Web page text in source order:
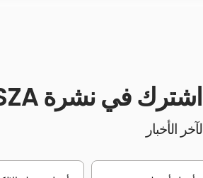
اشترك في نشرة UniSZA
لآخر الأخبار